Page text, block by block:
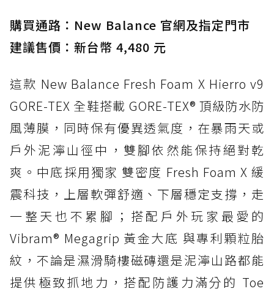
購買通路：New Balance 官網及指定門市
建議售價：新台幣 4,480 元
這款 New Balance Fresh Foam X Hierro v9
GORE-TEX 全鞋搭載 GORE-TEX® 頂級防水防
風薄膜，同時保有優異透氣度，在暴雨天或
戶外泥濘山徑中，雙腳依然能保持絕對乾
爽。中底採用獨家 雙密度 Fresh Foam X 緩
震科技，上層軟彈舒適、下層穩定支撐，走
一整天也不累腳；搭配戶外玩家最愛的
Vibram® Megagrip 黃金大底 與專利顆粒胎
紋，不論是濕滑騎樓磁磚還是泥濘山路都能
提供極致抓地力，搭配防護力滿分的 Toe